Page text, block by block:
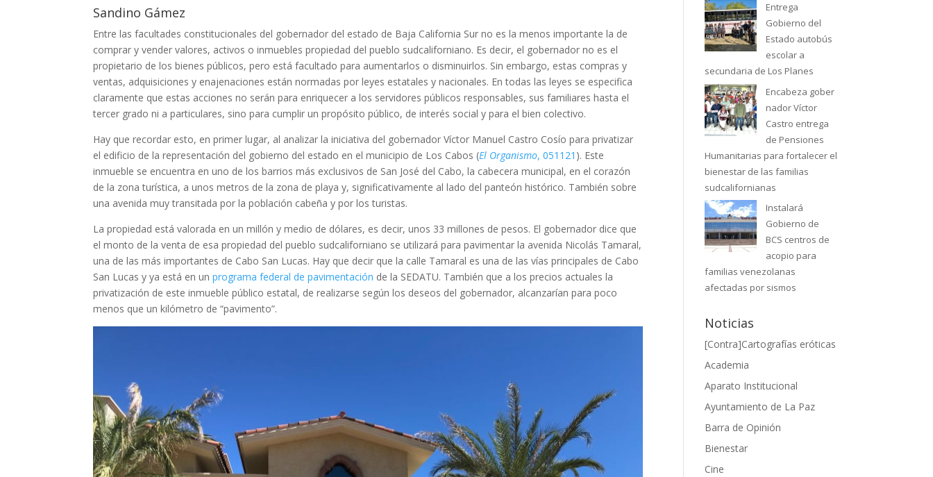
Sandino Gámez
Entre las facultades constitucionales del gobernador del estado de Baja California Sur no es la menos importante la de
comprar y vender valores, activos o inmuebles propiedad del pueblo sudcaliforniano. Es decir, el gobernador no es el
propietario de los bienes públicos, pero está facultado para aumentarlos o disminuirlos. Sin embargo, estas compras y
ventas, adquisiciones y enajenaciones están normadas por leyes estatales y nacionales. En todas las leyes se especifica
claramente que estas acciones no serán para enriquecer a los servidores públicos responsables, sus familiares hasta el
tercer grado ni a particulares, sino para cumplir un propósito público, de interés social y para el bien colectivo.
Hay que recordar esto, en primer lugar, al analizar la iniciativa del gobernador Víctor Manuel Castro Cosío para privatizar
el edificio de la representación del gobierno del estado en el municipio de Los Cabos (El Organismo, 051121 ). Este
inmueble se encuentra en uno de los barrios más exclusivos de San José del Cabo, la cabecera municipal, en el corazón
de la zona turística, a unos metros de la zona de playa y, significativamente al lado del panteón histórico. También sobre
una avenida muy transitada por la población cabeña y por los turistas.
La propiedad está valorada en un millón y medio de dólares, es decir, unos 33 millones de pesos. El gobernador dice que
el monto de la venta de esa propiedad del pueblo sudcaliforniano se utilizará para pavimentar la avenida Nicolás Tamaral,
una de las más importantes de Cabo San Lucas. Hay que decir que la calle Tamaral es una de las vías principales de Cabo
San Lucas y ya está en unprograma federal de pavimentación de la SEDATU. También que a los precios actuales la
privatización de este inmueble público estatal, de realizarse según los deseos del gobernador, alcanzarían para poco
menos que un kilómetro de “pavimento”.
Entrega
Gobierno del
Estado autobús
escolar a
secundaria de Los Planes
Encabeza gober
nador Víctor
Castro entrega
de Pensiones
Humanitarias para fortalecer el
bienestar de las familias
sudcalifornianas
Instalará
Gobierno de
BCS centros de
acopio para
familias venezolanas
afectadas por sismos
Noticias
[Contra]Cartografías eróticas
Academia
Aparato Institucional
Ayuntamiento de La Paz
Barra de Opinión
Bienestar
Cine